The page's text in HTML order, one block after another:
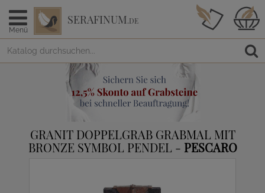
Menü
SERAFINUM.DE
GRANIT DOPPELGRAB GRABMAL MIT
BRONZE SYMBOL PENDEL - PESCARO